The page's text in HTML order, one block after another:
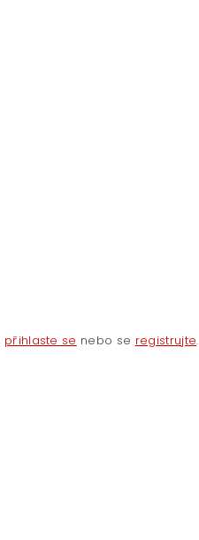
přihlaste se nebo se registrujte.